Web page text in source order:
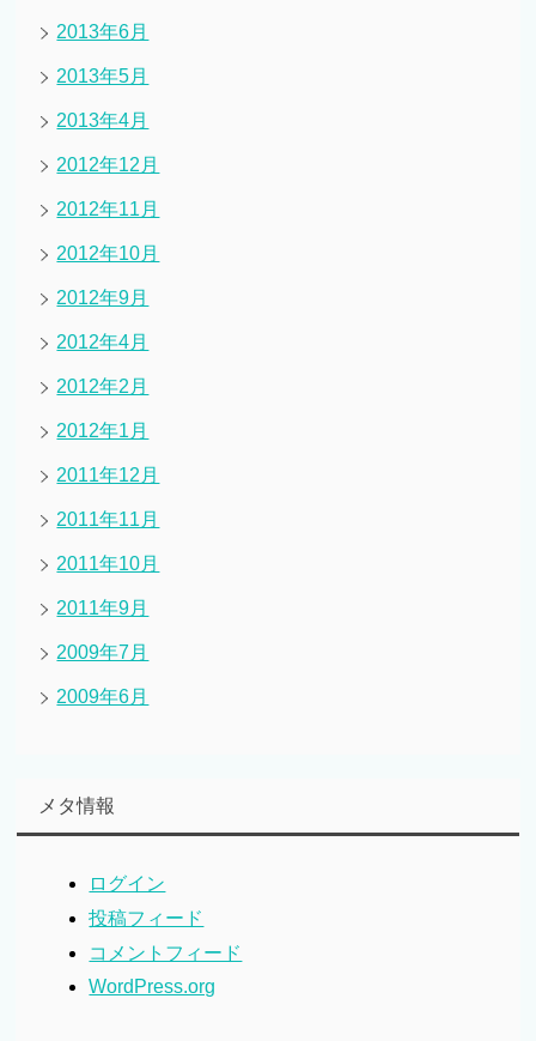
2013年6月
2013年5月
2013年4月
2012年12月
2012年11月
2012年10月
2012年9月
2012年4月
2012年2月
2012年1月
2011年12月
2011年11月
2011年10月
2011年9月
2009年7月
2009年6月
メタ情報
ログイン
投稿フィード
コメントフィード
WordPress.org